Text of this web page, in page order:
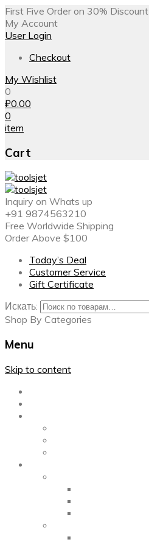
First Five Order on 30% Discount
My Account
User Login
Checkout
My Wishlist
0
₽0.00
0
item
Cart
Inquiry on Whats up
+91 9874563210
Free Worldwide Shipping
Order Above $100
Today’s Deal
Customer Service
Gift Certificate
Искать:
Shop By Categories
Menu
Skip to content